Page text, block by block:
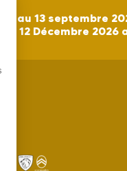
au 13 septembre
12 Décembre 2026